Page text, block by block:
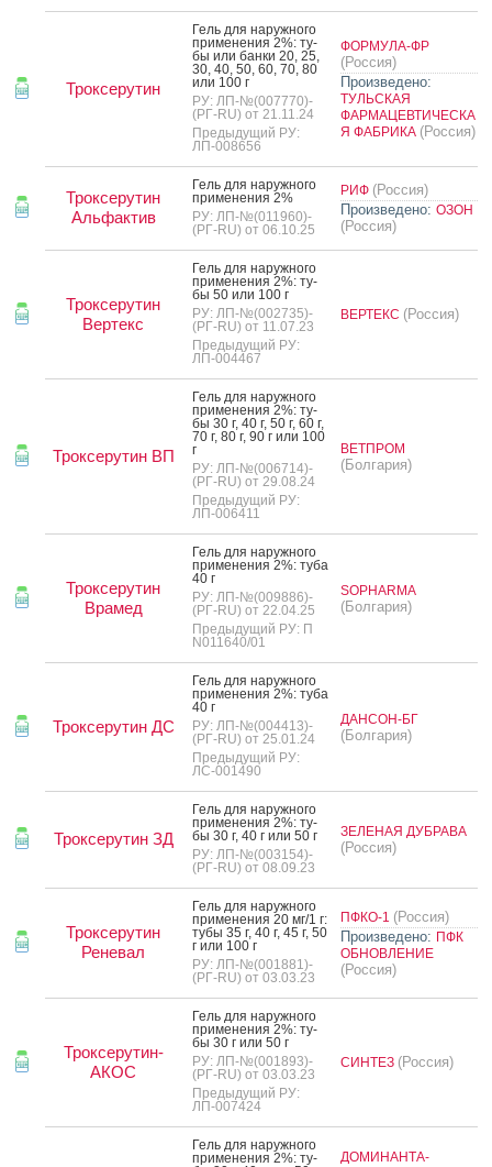
Троксерутин
Гель для на­руж­но­го
при­мене­ния 2%: ту­
бы или бан­ки 20, 25,
30, 40, 50, 60, 70, 80
или 100 г
РУ: ЛП-№(007770)-
(РГ-RU) от 21.11.24
Предыдущий РУ:
ЛП-008656
ФОРМУЛА-ФР
(Россия)
Произведено:
ТУЛЬСКАЯ
ФАРМАЦЕВТИЧЕСКА
Я ФАБРИКА (Россия)
Троксерутин
Альфактив
Гель для на­руж­но­го
при­мене­ния 2%
РУ: ЛП-№(011960)-
(РГ-RU) от 06.10.25
РИФ (Россия)
Произведено: ОЗОН
(Россия)
Троксерутин
Вертекс
Гель для на­руж­но­го
при­мене­ния 2%: ту­
бы 50 или 100 г
РУ: ЛП-№(002735)-
(РГ-RU) от 11.07.23
Предыдущий РУ:
ЛП-004467
ВЕРТЕКС (Россия)
Троксерутин ВП
Гель для на­руж­но­го
при­мене­ния 2%: ту­
бы 30 г, 40 г, 50 г, 60 г,
70 г, 80 г, 90 г или 100
г
РУ: ЛП-№(006714)-
(РГ-RU) от 29.08.24
Предыдущий РУ:
ЛП-006411
ВЕТПРОМ
(Болгария)
Троксерутин
Врамед
Гель для на­руж­но­го
при­мене­ния 2%: ту­ба
40 г
РУ: ЛП-№(009886)-
(РГ-RU) от 22.04.25
Предыдущий РУ: П
N011640/01
SOPHARMA
(Болгария)
Троксерутин ДС
Гель для на­руж­но­го
при­мене­ния 2%: ту­ба
40 г
РУ: ЛП-№(004413)-
(РГ-RU) от 25.01.24
Предыдущий РУ:
ЛС-001490
ДАНСОН-БГ
(Болгария)
Троксерутин ЗД
Гель для на­руж­но­го
при­мене­ния 2%: ту­
бы 30 г, 40 г или 50 г
РУ: ЛП-№(003154)-
(РГ-RU) от 08.09.23
ЗЕЛЕНАЯ ДУБРАВА
(Россия)
Троксерутин
Реневал
Гель для на­руж­но­го
при­мене­ния 20 мг/1 г:
ту­бы 35 г, 40 г, 45 г, 50
г или 100 г
РУ: ЛП-№(001881)-
(РГ-RU) от 03.03.23
ПФКО-1 (Россия)
Произведено: ПФК
ОБНОВЛЕНИЕ
(Россия)
Троксерутин-
АКОС
Гель для на­руж­но­го
при­мене­ния 2%: ту­
бы 30 г или 50 г
РУ: ЛП-№(001893)-
(РГ-RU) от 03.03.23
Предыдущий РУ:
ЛП-007424
СИНТЕЗ (Россия)
Гель для на­руж­но­го
при­мене­ния 2%: ту­
ДОМИНАНТА-